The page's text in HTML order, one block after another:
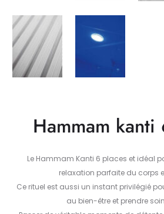
Hammam kanti
Le Hammam Kanti 6 places et idéal
relaxation parfaite du corps
Ce rituel est aussi un instant privilégié
au bien-être et prendre